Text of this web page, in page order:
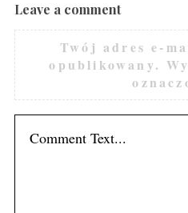
Leave a comment
Twój adres e-
opublikowany.